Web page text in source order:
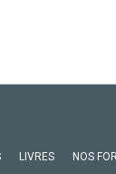
LIVRES NOS